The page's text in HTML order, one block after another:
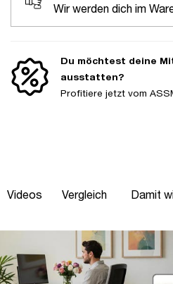
Wir werden dich im
Du möchtest deine
ausstatten?
Profitiere jetzt vom
Videos Vergleich Damit